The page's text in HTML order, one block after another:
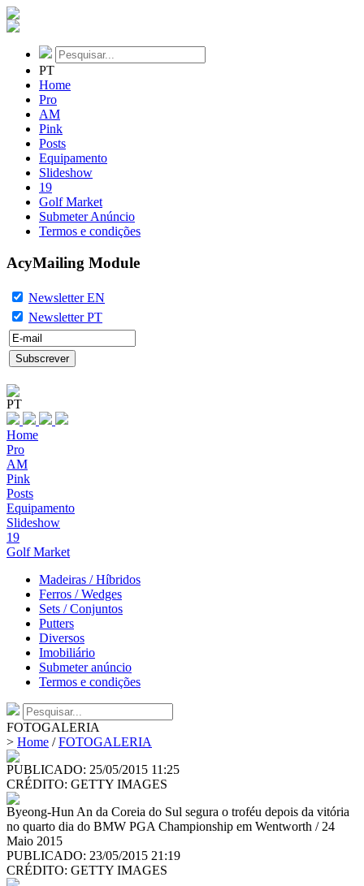
PT
Home
Pro
AM
Pink
Posts
Equipamento
Slideshow
19
Golf Market
Submeter Anúncio
Termos e condições
AcyMailing Module
Newsletter EN
Newsletter PT
PT
Home
Pro
AM
Pink
Posts
Equipamento
Slideshow
19
Golf Market
Madeiras / Híbridos
Ferros / Wedges
Sets / Conjuntos
Putters
Diversos
Imobiliário
Submeter anúncio
Termos e condições
FOTOGALERIA
> Home /FOTOGALERIA
PUBLICADO: 25/05/2015 11:25
CRÉDITO: GETTY IMAGES
Byeong-Hun An da Coreia do Sul segura o troféu depois da vitória
no quarto dia do BMW PGA Championship em Wentworth / 24
Maio 2015
PUBLICADO: 23/05/2015 21:19
CRÉDITO: GETTY IMAGES